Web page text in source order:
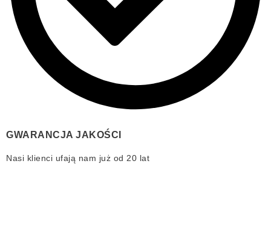
GWARANCJA JAKOŚCI
Nasi klienci ufają nam już od 20 lat